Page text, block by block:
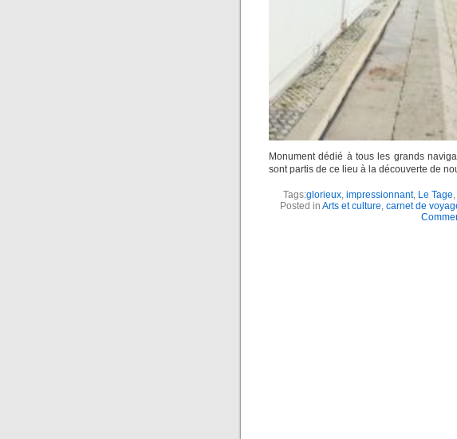
Monument dédié à tous les grands
sont partis de ce lieu à la découverte de
Tags:glorieux, impressionnant, Le Tage,
Posted in Arts et culture, carnet de